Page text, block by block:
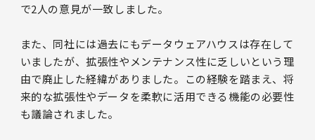
で2人の意見が一致しました。
また、同社には過去にもデータウェアハウスは存在して
いましたが、拡張性やメンテナンス性に乏しいという理
由で廃止した経緯がありました。この経験を踏まえ、将
来的な拡張性やデータを柔軟に活用できる機能の必要性
も議論されました。